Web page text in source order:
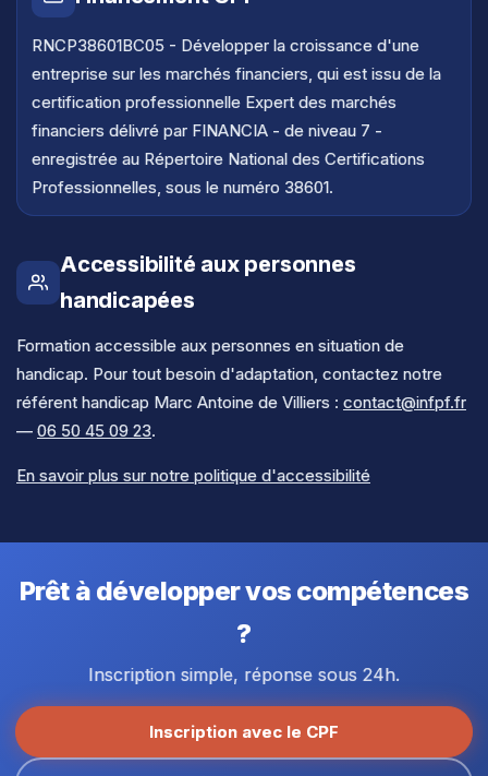
• Exemples pratiques visuels
• Mise en application personnelle en conditions réelles
• Débriefing et correction après session de trading live
Module 7. DE LA THÉORIE À LA PRATIQUE
• Visualisation de sessions de nos traders
• Vidéos de trading en conditions réelles à répliquer
• Logiciels de trading pour mise en pratique des
concepts
• Élaboration de stratégies personnelles encadrées
• Exercices pratiques à effectuer
• Mise en place et application d'une stratégie
personnelle
• Exercices d'entrées et sorties de position en
autonomie
• Enregistrement vidéo de la session de trading
Module 9. CORRECTION ET DÉBRIEFING
• Contrôle de connaissances et questions/réponses
• Coaching adapté au profil du participant
• Débriefing personnalisé et correction des erreurs
RNCP38601BC05 - Développer la croissance d'une
entreprise sur les marchés financiers, qui est issu de la
certification professionnelle Expert des marchés
financiers délivré par FINANCIA - de niveau 7 -
enregistrée au Répertoire National des Certifications
Professionnelles, sous le numéro 38601.
Accessibilité aux personnes
handicapées
Formation accessible aux personnes en situation de
handicap. Pour tout besoin d'adaptation, contactez notre
référent handicap Marc Antoine de Villiers : contact@infpf.fr
— 06 50 45 09 23.
En savoir plus sur notre politique d'accessibilité
Prêt à développer vos compétences
?
Inscription simple, réponse sous 24h.
Inscription avec le CPF